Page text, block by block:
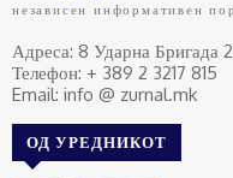
независен информативен
Адреса: 8 Ударна Бригада
Телефон: + 389 2 3217 815
Email: info @ zurnal.mk
ОД УРЕДНИКОТ